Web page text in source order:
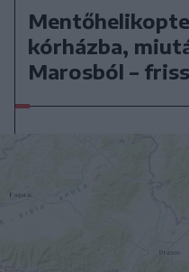
kórházba,
Marosból –